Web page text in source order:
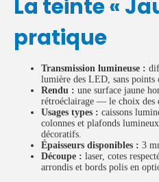
La teinte «
pratique
Transmission lumineuse :
lumière des LED, sans points
Rendu : une surface jaune
rétroéclairage — le choix des
Usages types : caissons
colonnes et plafonds
décoratifs.
Épaisseurs disponibles : 3
Découpe : laser, cotes
arrondis et bords polis en